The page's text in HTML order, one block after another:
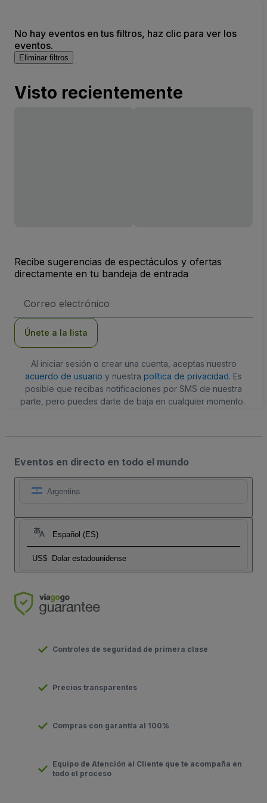
No hay eventos en tus filtros, haz clic para ver los
eventos.
Eliminar filtros
Visto recientemente
Recibe sugerencias de espectáculos y ofertas
directamente en tu bandeja de entrada
de
Únete a la lista
Al iniciar sesión o crear una cuenta, aceptas nuestro
acuerdo de usuario y nuestra política de privacidad. Es
posible que recibas notificaciones por SMS de nuestra
parte, pero puedes darte de baja en cualquier momento.
Eventos en directo en todo el mundo
Argentina
Español (ES)
US$ Dolar estadounidense
Controles de seguridad de primera clase
Precios transparentes
Compras con garantía al 100%
Equipo de Atención al Cliente que te acompaña en
todo el proceso